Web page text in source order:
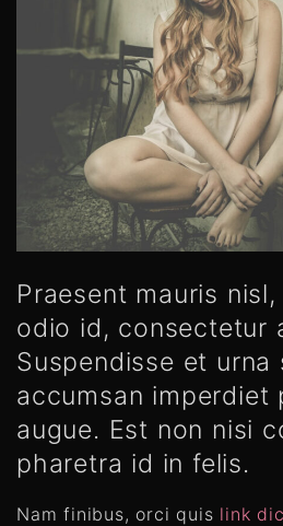
Praesent mauris
odio id, consectetur
Suspendisse et urna
accumsan imperdiet
augue. Est non nisi
pharetra id in felis.
Nam finibus, orci quis link